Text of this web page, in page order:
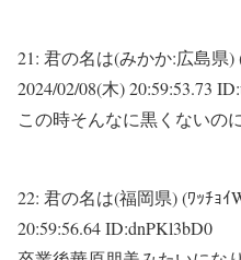
21: 君の名は(みかか:広島県)
2024/02/08(木) 20:59:53.73
この時そんなに黒くないの
22: 君の名は(福岡県) (ﾜｯﾁｮｲ
20:59:56.64 ID:dnPKl3bD0